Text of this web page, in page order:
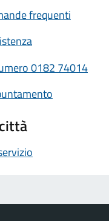
frequenti
0182 74014